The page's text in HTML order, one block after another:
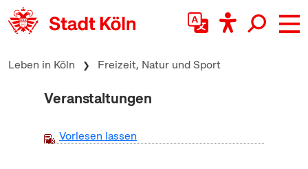
zum Inhalt springen
Leben in Köln Freizeit, Natur und Sport
Veranstaltungen
Vorlesen lassen